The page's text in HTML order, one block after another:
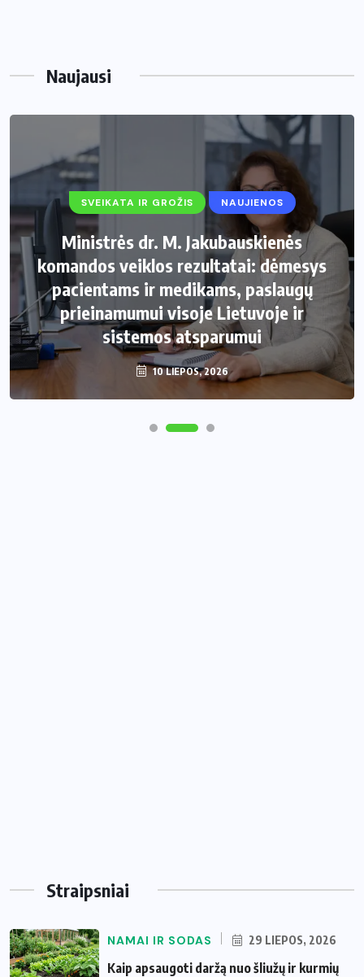
Naujausi
SVEIKATA IR GROŽIS NAUJIENOS
Ministrės dr. M. Jakubauskienės
komandos veiklos rezultatai: dėmesys
pacientams ir medikams, paslaugų
prieinamumui visoje Lietuvoje ir
sistemos atsparumui
10 LIEPOS, 2026
Straipsniai
NAMAI IR SODAS 29 LIEPOS, 2026
Kaip apsaugoti daržą nuo šliužų ir kurmių